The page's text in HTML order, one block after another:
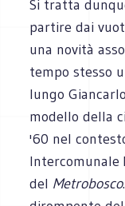
Si tratta
partire dai
una novità
tempo stesso
lungo
modello della
'60 nel
Intercomunale
del Metrobosco